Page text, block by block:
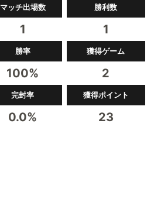
マッチ出場数
1
勝利数
1
勝率
100%
獲得ゲーム
2
完封率
0.0%
獲得ポイント
23